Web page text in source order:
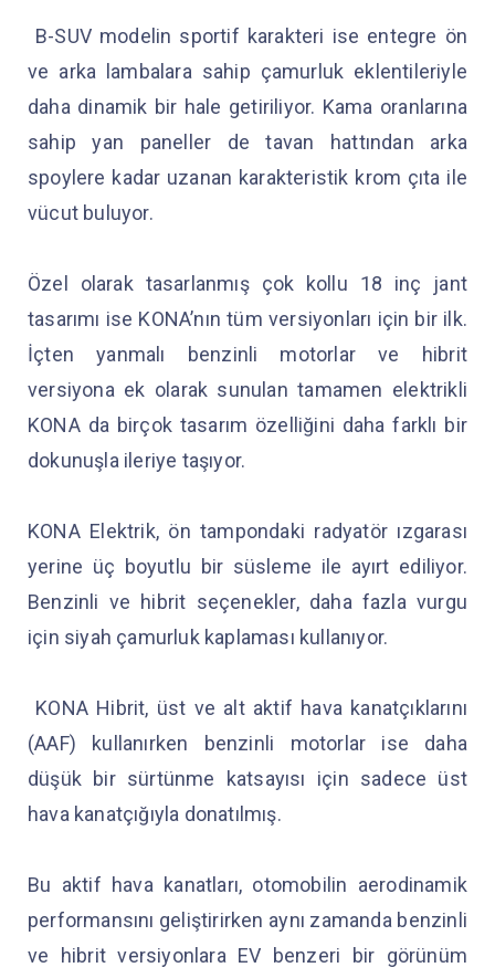
B-SUV modelin sportif karakteri ise entegre ön
ve arka lambalara sahip çamurluk eklentileriyle
daha dinamik bir hale getiriliyor. Kama oranlarına
sahip yan paneller de tavan hattından arka
spoylere kadar uzanan karakteristik krom çıta ile
vücut buluyor.
Özel olarak tasarlanmış çok kollu 18 inç jant
tasarımı ise KONA’nın tüm versiyonları için bir ilk.
İçten yanmalı benzinli motorlar ve hibrit
versiyona ek olarak sunulan tamamen elektrikli
KONA da birçok tasarım özelliğini daha farklı bir
dokunuşla ileriye taşıyor.
KONA Elektrik, ön tampondaki radyatör ızgarası
yerine üç boyutlu bir süsleme ile ayırt ediliyor.
Benzinli ve hibrit seçenekler, daha fazla vurgu
için siyah çamurluk kaplaması kullanıyor.
KONA Hibrit, üst ve alt aktif hava kanatçıklarını
(AAF) kullanırken benzinli motorlar ise daha
düşük bir sürtünme katsayısı için sadece üst
hava kanatçığıyla donatılmış.
Bu aktif hava kanatları, otomobilin aerodinamik
performansını geliştirirken aynı zamanda benzinli
ve hibrit versiyonlara EV benzeri bir görünüm